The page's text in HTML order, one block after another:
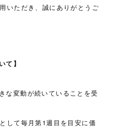
いただき、誠にありがとうご
て】
な変動が続いていることを受
して毎月第1週目を目安に価